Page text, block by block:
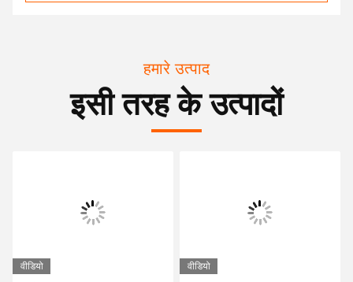
हमारे उत्पाद
इसी तरह के उत्पादों
वीडियो वीडियो